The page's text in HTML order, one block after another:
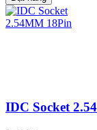
IDC Socket